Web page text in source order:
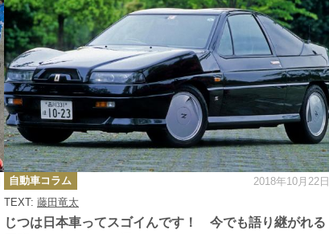
じつは日本車ってスゴイんです！ 今でも語り継がれる
TEXT: 藤田竜太
カ
テ
ゴ
リ
ー
自動車コラム 2018年10月22日